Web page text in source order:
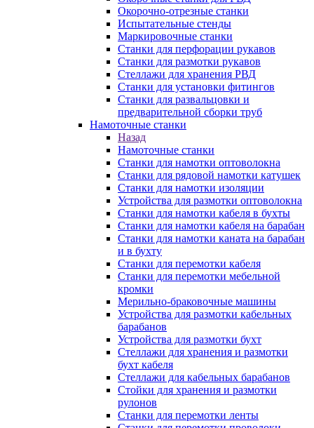
Окорочно-отрезные станки
Испытательные стенды
Маркировочные станки
Станки для перфорации рукавов
Станки для размотки рукавов
Стеллажи для хранения РВД
Станки для установки фитингов
Станки для развальцовки и
предварительной сборки труб
Намоточные станки
Назад
Намоточные станки
Станки для намотки оптоволокна
Станки для рядовой намотки катушек
Станки для намотки изоляции
Устройства для размотки оптоволокна
Станки для намотки кабеля в бухты
Станки для намотки кабеля на барабан
Станки для намотки каната на барабан
и в бухту
Станки для перемотки кабеля
Станки для перемотки мебельной
кромки
Мерильно-браковочные машины
Устройства для размотки кабельных
барабанов
Устройства для размотки бухт
Стеллажи для хранения и размотки
бухт кабеля
Стеллажи для кабельных барабанов
Стойки для хранения и размотки
рулонов
Станки для перемотки ленты